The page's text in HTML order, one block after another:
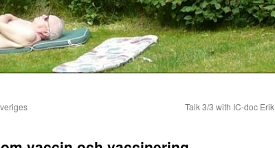
Talk 3/3 with IC-doc Erik